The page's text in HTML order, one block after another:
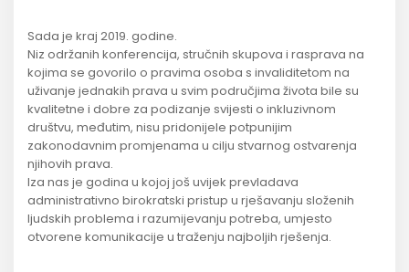
Sada je kraj 2019. godine.
Niz održanih konferencija, stručnih skupova i rasprava na
kojima se govorilo o pravima osoba s invaliditetom na
uživanje jednakih prava u svim područjima života bile su
kvalitetne i dobre za podizanje svijesti o inkluzivnom
društvu, međutim, nisu pridonijele potpunijim
zakonodavnim promjenama u cilju stvarnog ostvarenja
njihovih prava.
Iza nas je godina u kojoj još uvijek prevladava
administrativno birokratski pristup u rješavanju složenih
ljudskih problema i razumijevanju potreba, umjesto
otvorene komunikacije u traženju najboljih rješenja.